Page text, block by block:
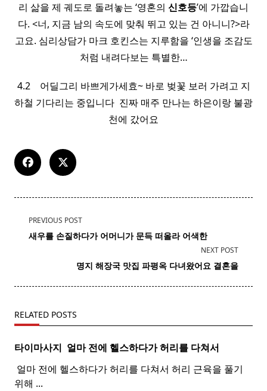
리 삶을 제 궤도로 돌려놓는 ‘영혼의 신호등’에 가깝습니
다. <너, 지금 남의 속도에 맞춰 뛰고 있는 건 아니니?>라
고요. 심리상담가 마크 호킨스는 지루함을 ‘인생을 조감도
처럼 내려다보는 특별한…
4.2 ​ ​ ​ 어딜그리 바쁘게가세효~ 바로 벚꽃 보러 가려고 지
하철 기다리는 중입니다 ​ 진짜 매주 만나는 하은이랑 불광
천에 갔어요
<span
class="nav-
text">Page</span>
PREVIOUS POST
새우를 손질하다가 어머니가 문득 떠올라 어색한
NEXT POST
명지 해장국 맛집 파평옥 다녀왔어요 결혼을
RELATED POSTS
타이마사지 ​ 얼마 전에 헬스하다가 허리를 다쳐서
​ 얼마 전에 헬스하다가 허리를 다쳐서 허리 근육을 풀기
위해 ...